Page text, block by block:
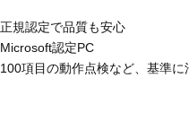
正規認定で品質も安心
Microsoft認定PC
100項目の動作点検など、基準